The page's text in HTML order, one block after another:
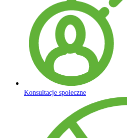
Konsultacje społeczne